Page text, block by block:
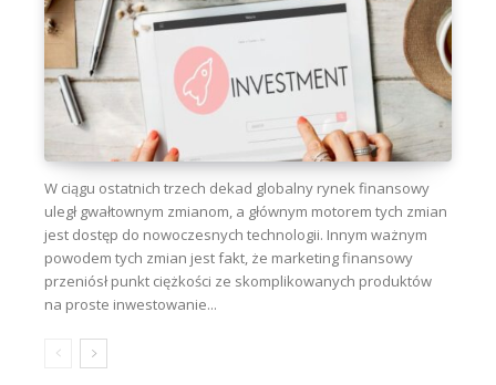
W ciągu ostatnich trzech dekad globalny rynek finansowy
uległ gwałtownym zmianom, a głównym motorem tych zmian
jest dostęp do nowoczesnych technologii. Innym ważnym
powodem tych zmian jest fakt, że marketing finansowy
przeniósł punkt ciężkości ze skomplikowanych produktów
na proste inwestowanie...